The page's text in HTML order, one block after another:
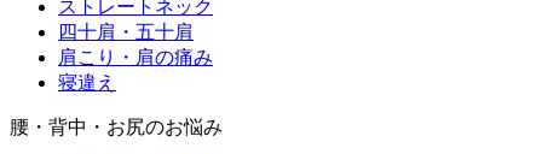
ストレートネック
四十肩・五十肩
肩こり・肩の痛み
寝違え
腰・背中・お尻のお悩み